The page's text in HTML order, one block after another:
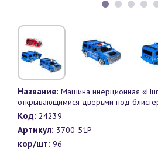
Название: Машина инерционная
открывающимися дверьми под
Код: 24239
Артикул: 3700-51P
кор/шт: 96